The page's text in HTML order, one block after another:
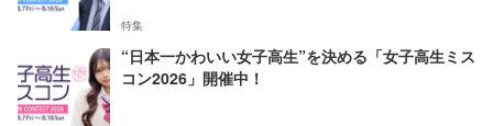
特集
“日本一かわいい女子高生”を決める「女子高生ミス
コン2026」開催中！